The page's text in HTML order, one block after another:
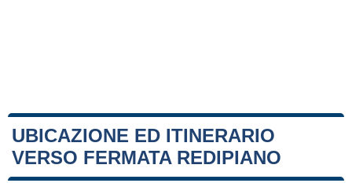
UBICAZIONE ED ITINERARIO
VERSO FERMATA REDIPIANO
Leaflet|Map data ©OpenStreetMap